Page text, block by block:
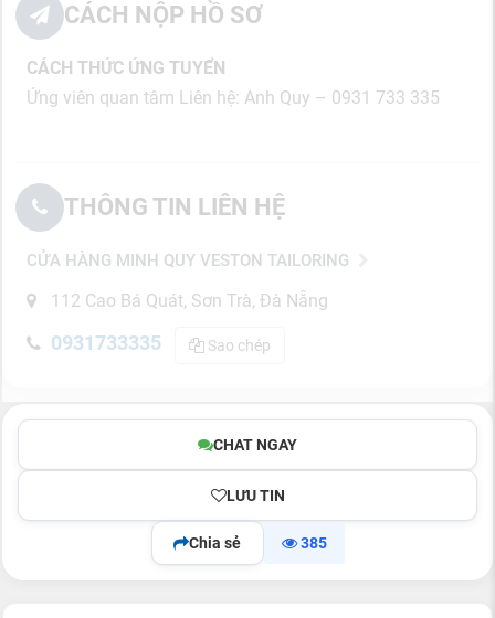
CÁCH NỘP HỒ SƠ
CÁCH THỨC ỨNG TUYỂN
Ứng viên quan tâm Liên hệ: Anh Quy – 0931 733 335
THÔNG TIN LIÊN HỆ
CỬA HÀNG MINH QUY VESTON TAILORING
112 Cao Bá Quát, Sơn Trà, Đà Nẵng
0931733335 Sao chép
CHAT NGAY
LƯU TIN
Chia sẻ 385